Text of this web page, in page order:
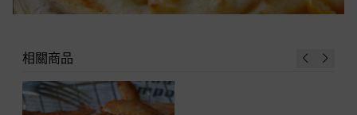
相關商品